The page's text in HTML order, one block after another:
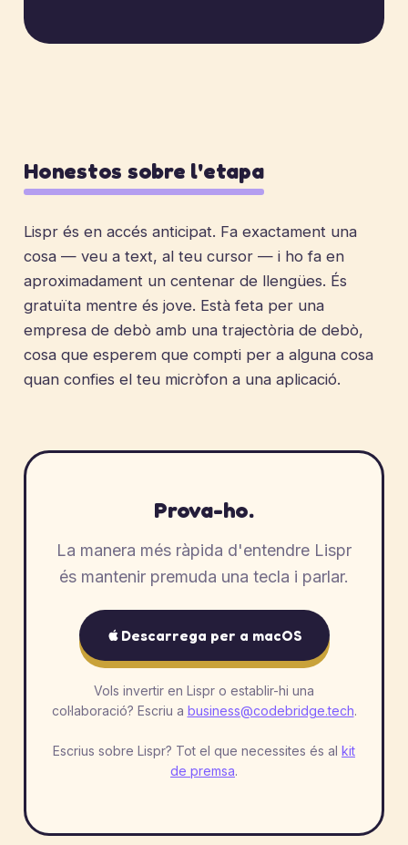
Honestos sobre l'etapa
Lispr és en accés anticipat. Fa exactament una
cosa — veu a text, al teu cursor — i ho fa en
aproximadament un centenar de llengües. És
gratuïta mentre és jove. Està feta per una
empresa de debò amb una trajectòria de debò,
cosa que esperem que compti per a alguna cosa
quan confies el teu micròfon a una aplicació.
Prova-ho.
La manera més ràpida d'entendre Lispr
és mantenir premuda una tecla i parlar.
Descarrega per a macOS
Vols invertir en Lispr o establir-hi una
col·laboració? Escriu a business@codebridge.tech.
Escrius sobre Lispr? Tot el que necessites és al kit
de premsa.